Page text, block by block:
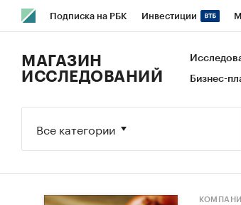
Подписка на РБК Инвестиции
Исследования Кредитные рейтинги
МАГАЗИН
ИССЛЕДОВАНИЙ
Бизнес-
Все категории